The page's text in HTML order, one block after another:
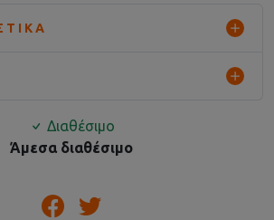
Διαθέσιμο
Άμεσα διαθέσιμο